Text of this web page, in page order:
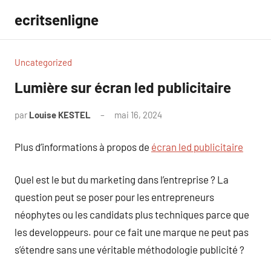
contenu
ecritsenligne
Uncategorized
Lumière sur écran led publicitaire
par Louise KESTEL mai 16, 2024
Plus d’informations à propos de écran led publicitaire
Quel est le but du marketing dans l’entreprise ? La
question peut se poser pour les entrepreneurs
néophytes ou les candidats plus techniques parce que
les developpeurs. pour ce fait une marque ne peut pas
s’étendre sans une véritable méthodologie publicité ?